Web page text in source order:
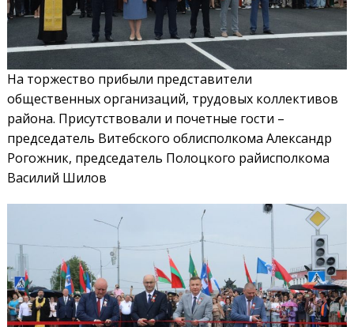
На торжество прибыли представители
общественных организаций, трудовых коллективов
района. Присутствовали и почетные гости –
председатель Витебского облисполкома Александр
Рогожник, председатель Полоцкого райисполкома
Василий Шилов